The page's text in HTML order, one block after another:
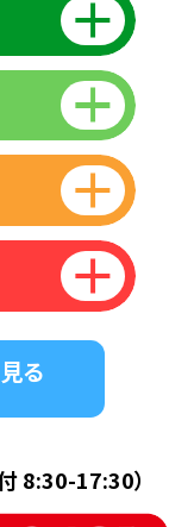
る
付 8:30-17:30）